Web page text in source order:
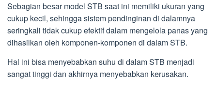
Sebagian besar model STB saat ini memiliki ukuran yang
cukup kecil, sehingga sistem pendinginan di dalamnya
seringkali tidak cukup efektif dalam mengelola panas yang
dihasilkan oleh komponen-komponen di dalam STB.
Hal ini bisa menyebabkan suhu di dalam STB menjadi
sangat tinggi dan akhirnya menyebabkan kerusakan.